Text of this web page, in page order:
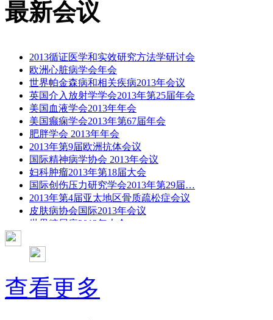
最新会议
2013循证医学和实效研究方法学研讨会
欧洲心脏病学会年会
世界帕金森病和相关疾病2013年会议
英国介入放射学学会2013年第25届年会
美国血液学会2013年年会
美国癫痫学会2013年第67届年会
肥胖学会 2013年年会
2013年第9届欧洲抗体会议
国际精神病学协会 2013年会议
妇科肿瘤2013年第18届大会
国际创伤压力研究学会2013年第29届…
2013年第4届亚太地区骨质疏松症会议
皮肤病协会国际2013年会议
世界糖尿病2013年大会
彭晓霞---诊断试验的Meta分析
武姗姗---累积Meta分析和TSA分析
孙凤---Network Meta分析
杨智荣---Cochrane综述实战经验分享
杨祖耀---疾病频率资料的Meta分析
查看更多